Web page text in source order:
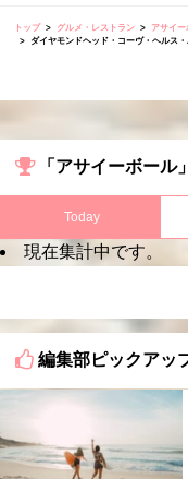
トップ グルメ・レストラン
アサイー
ダイヤモンドヘッド・コーヴ・ヘルス
「アサイーボール
Today
現在集計中です。
編集部ピックアッ